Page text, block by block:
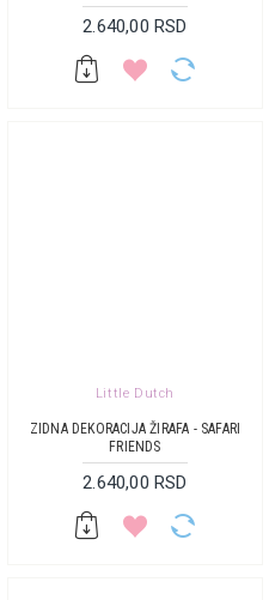
2.640,00 RSD
Little Dutch
ZIDNA DEKORACIJA ŽIRAFA - SAFARI
FRIENDS
2.640,00 RSD